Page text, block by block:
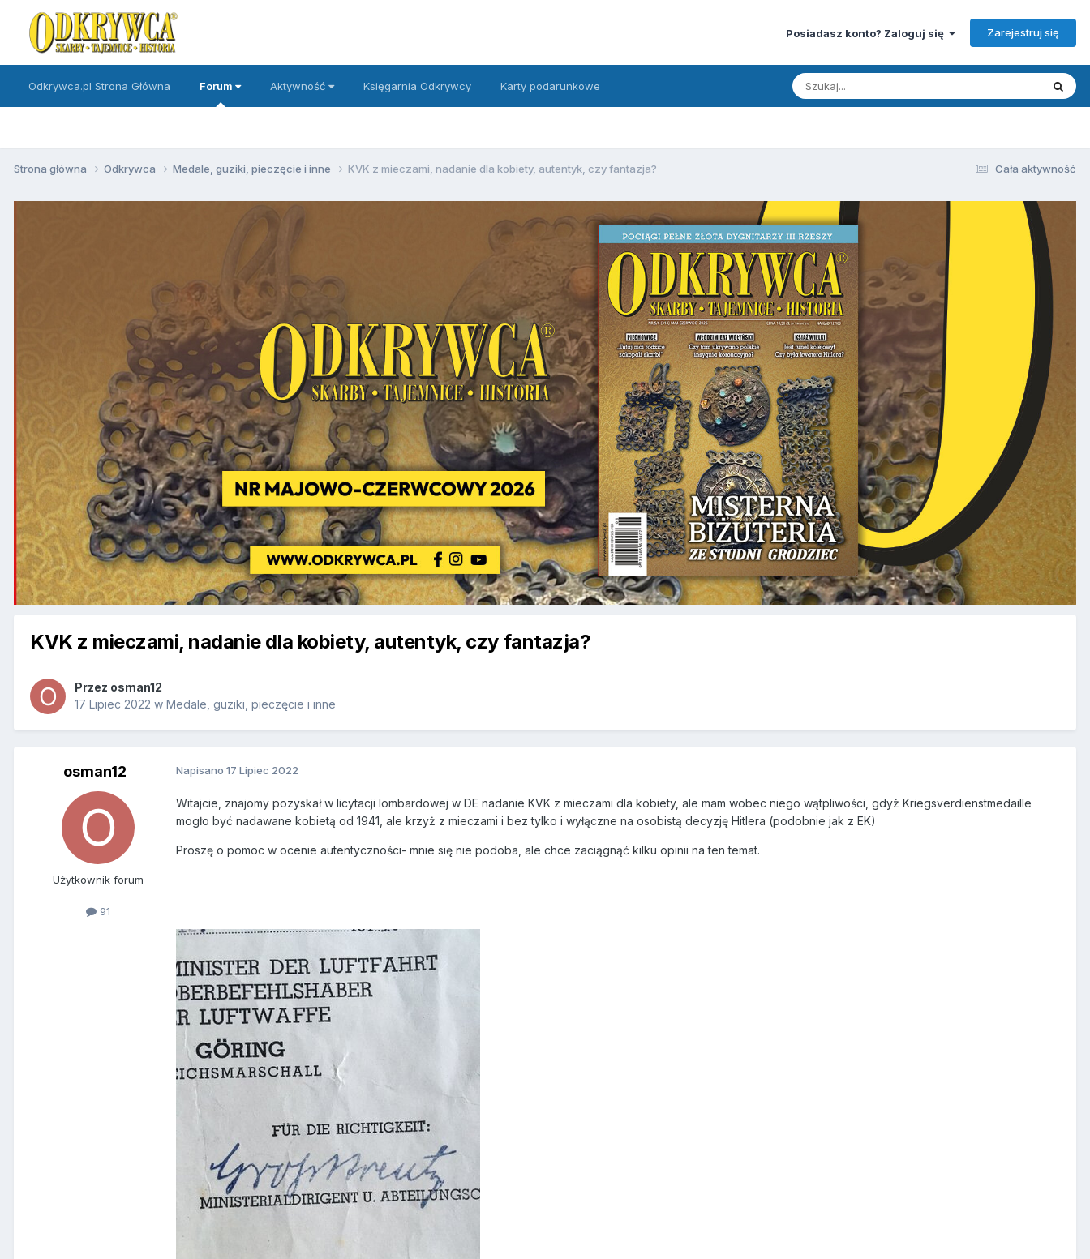
Posiadasz konto? Zaloguj się Zarejestruj się
Odkrywca.pl Strona Główna Forum Aktywność Księgarnia Odkrywcy Karty podarunkowe
Cała aktywność
Strona główna Odkrywca Medale, guziki, pieczęcie i inne KVK z mieczami, nadanie dla kobiety, autentyk, czy fantazja?
KVK z mieczami, nadanie dla kobiety, autentyk, czy fantazja?
Przez osman12
17 Lipiec 2022 w Medale, guziki, pieczęcie i inne
osman12
Użytkownik forum
91
Napisano 17 Lipiec 2022
Witajcie, znajomy pozyskał w licytacji lombardowej w DE nadanie KVK z mieczami dla kobiety, ale mam wobec niego wątpliwości, gdyż Kriegsverdienstmedaille
mogło być nadawane kobietą od 1941, ale krzyż z mieczami i bez tylko i wyłączne na osobistą decyzję Hitlera (podobnie jak z EK)
Proszę o pomoc w ocenie autentyczności- mnie się nie podoba, ale chce zaciągnąć kilku opinii na ten temat.